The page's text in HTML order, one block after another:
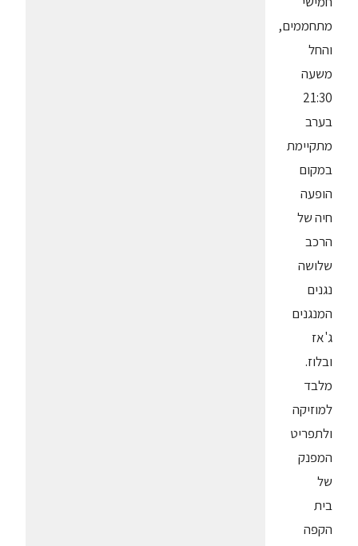
מתחממים,
והחל
משעה
21:30
בערב
מתקיימת
במקום
הופעה
חיה של
הרכב
שלושה
נגנים
המנגנים
ג'אז
ובלוז.
מלבד
למוזיקה
ולתפריט
המפנק
של
בית
הקפה